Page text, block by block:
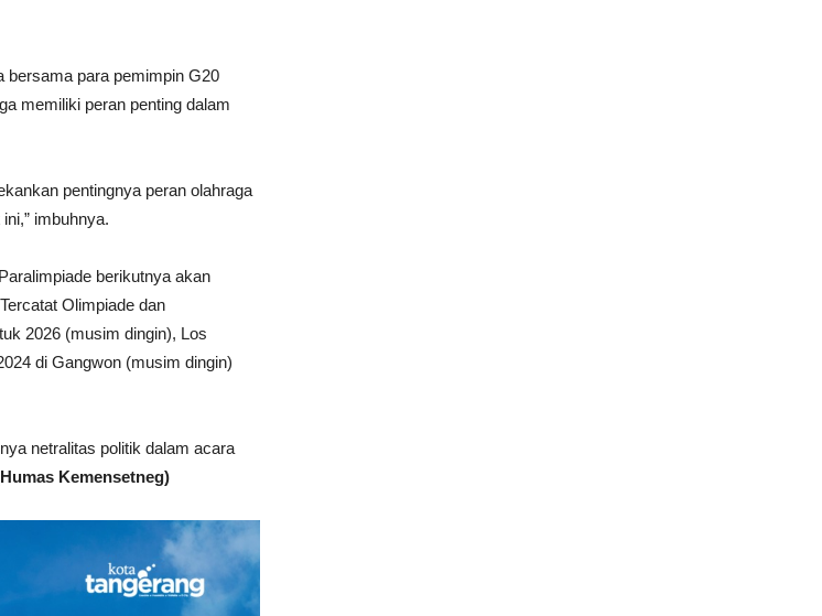
bersama para pemimpin G20
memiliki peran penting dalam
pentingnya peran olahraga
imbuhnya.
berikutnya akan
Olimpiade dan
2026 (musim dingin), Los
di Gangwon (musim dingin)
netralitas politik dalam acara
Kemensetneg)